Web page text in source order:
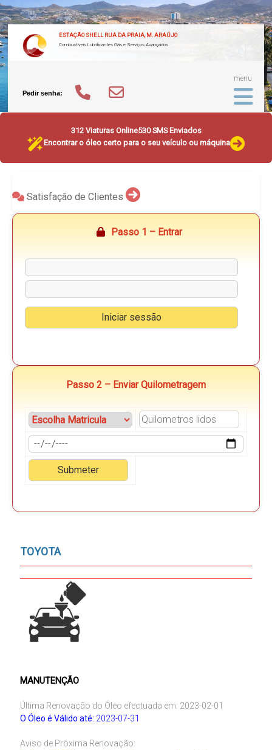
ESTAÇÃO SHELL RUA DA PRAIA, M. ARAÚJO
Combustíveis Lubrificantes Gás e Serviços Avançados
menu
Pedir senha:
312 Viaturas Online530 SMS Enviados
Encontrar o óleo certo para o seu veículo ou máquina
Satisfação de Clientes
Passo 1 – Entrar
Passo 2 – Enviar Quilometragem
TOYOTA
MANUTENÇÃO
Última Renovação do Óleo efectuada em: 2023-02-01
O Óleo é Válido até: 2023-07-31
Aviso de Próxima Renovação: